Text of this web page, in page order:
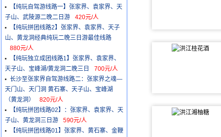
【纯玩自驾游线路一】张家界、袁家界、天
子山、武陵源二晚二日游
420元/人
【纯玩拼团线路2】张家界、袁家界、天子
山、黄龙洞经典纯玩二晚三日游最佳线路
880元/人
【纯玩独立成团线路1】张家界、袁家界、
天子山、宝峰湖/黄龙洞二晚三日
700元/人
长沙至张家界自驾游线路二：张家界之魂—
天门山、天门洞 黄石寨、天子山、宝峰湖
（黄龙洞）
820元/人
【纯玩拼团线路02】：张家界、袁家界、天
子山、黄龙洞三日游
590元/人
【纯玩拼团线路01】张家界、黄石寨、金鞭